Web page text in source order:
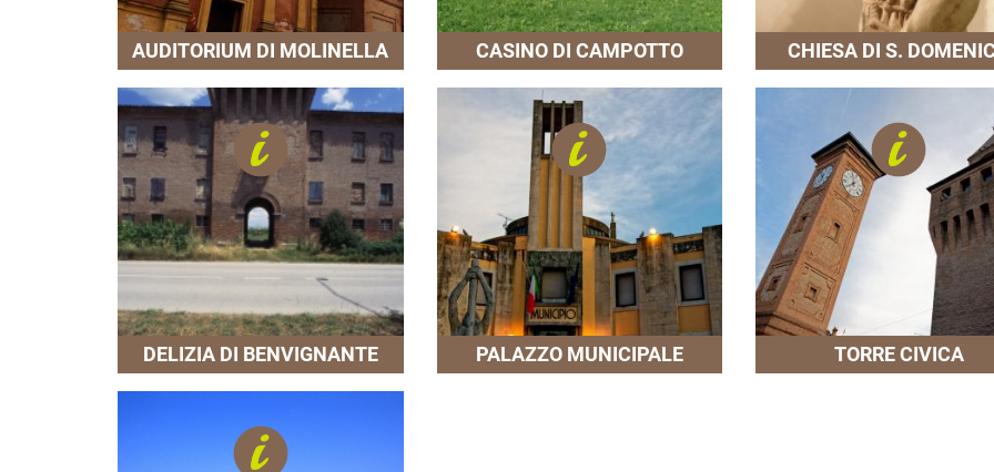
AUDITORIUM DI MOLINELLA CASINO DI CAMPOTTO CHIESA DI S.
DELIZIA DI BENVIGNANTE PALAZZO MUNICIPALE TORRE CIVICA